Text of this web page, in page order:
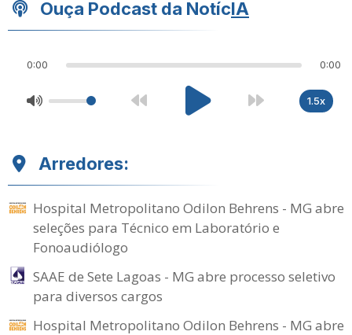
Ouça Podcast da NotícIA
0:00 0:00
1.5x
Arredores:
Hospital Metropolitano Odilon Behrens - MG abre
seleções para Técnico em Laboratório e
Fonoaudiólogo
SAAE de Sete Lagoas - MG abre processo seletivo
para diversos cargos
Hospital Metropolitano Odilon Behrens - MG abre